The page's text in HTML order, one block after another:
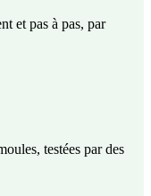
et pas à pas, par
testées par des